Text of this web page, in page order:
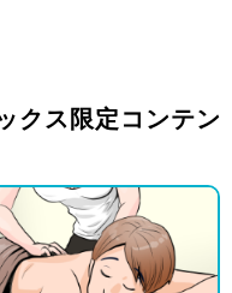
クス限定コンテン